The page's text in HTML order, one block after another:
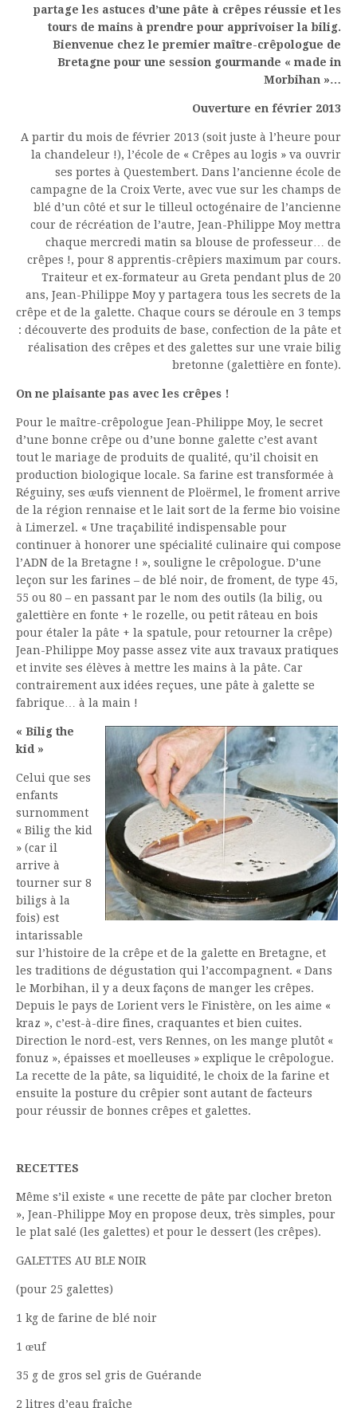
partage les astuces d’une pâte à crêpes réussie et les
tours de mains à prendre pour apprivoiser la bilig.
Bienvenue chez le premier maître-crêpologue de
Bretagne pour une session gourmande « made in
Morbihan »…
Ouverture en février 2013
A partir du mois de février 2013 (soit juste à l’heure pour
la chandeleur !), l’école de « Crêpes au logis » va ouvrir
ses portes à Questembert. Dans l’ancienne école de
campagne de la Croix Verte, avec vue sur les champs de
blé d’un côté et sur le tilleul octogénaire de l’ancienne
cour de récréation de l’autre, Jean-Philippe Moy mettra
chaque mercredi matin sa blouse de professeur… de
crêpes !, pour 8 apprentis-crêpiers maximum par cours.
Traiteur et ex-formateur au Greta pendant plus de 20
ans, Jean-Philippe Moy y partagera tous les secrets de la
crêpe et de la galette. Chaque cours se déroule en 3 temps
: découverte des produits de base, confection de la pâte et
réalisation des crêpes et des galettes sur une vraie bilig
bretonne (galettière en fonte).
On ne plaisante pas avec les crêpes !
Pour le maître-crêpologue Jean-Philippe Moy, le secret
d’une bonne crêpe ou d’une bonne galette c’est avant
tout le mariage de produits de qualité, qu’il choisit en
production biologique locale. Sa farine est transformée à
Réguiny, ses œufs viennent de Ploërmel, le froment arrive
de la région rennaise et le lait sort de la ferme bio voisine
à Limerzel. « Une traçabilité indispensable pour
continuer à honorer une spécialité culinaire qui compose
l’ADN de la Bretagne ! », souligne le crêpologue. D’une
leçon sur les farines – de blé noir, de froment, de type 45,
55 ou 80 – en passant par le nom des outils (la bilig, ou
galettière en fonte + le rozelle, ou petit râteau en bois
pour étaler la pâte + la spatule, pour retourner la crêpe)
Jean-Philippe Moy passe assez vite aux travaux pratiques
et invite ses élèves à mettre les mains à la pâte. Car
contrairement aux idées reçues, une pâte à galette se
fabrique… à la main !
« Bilig the
kid »
Celui que ses
enfants
surnomment
« Bilig the kid
» (car il
arrive à
tourner sur 8
biligs à la
fois) est
intarissable
sur l’histoire de la crêpe et de la galette en Bretagne, et
les traditions de dégustation qui l’accompagnent. « Dans
le Morbihan, il y a deux façons de manger les crêpes.
Depuis le pays de Lorient vers le Finistère, on les aime «
kraz », c’est-à-dire fines, craquantes et bien cuites.
Direction le nord-est, vers Rennes, on les mange plutôt «
fonuz », épaisses et moelleuses » explique le crêpologue.
La recette de la pâte, sa liquidité, le choix de la farine et
ensuite la posture du crêpier sont autant de facteurs
pour réussir de bonnes crêpes et galettes.
RECETTES
Même s’il existe « une recette de pâte par clocher breton
», Jean-Philippe Moy en propose deux, très simples, pour
le plat salé (les galettes) et pour le dessert (les crêpes).
GALETTES AU BLE NOIR
(pour 25 galettes)
1 kg de farine de blé noir
1 œuf
35 g de gros sel gris de Guérande
2 litres d’eau fraîche